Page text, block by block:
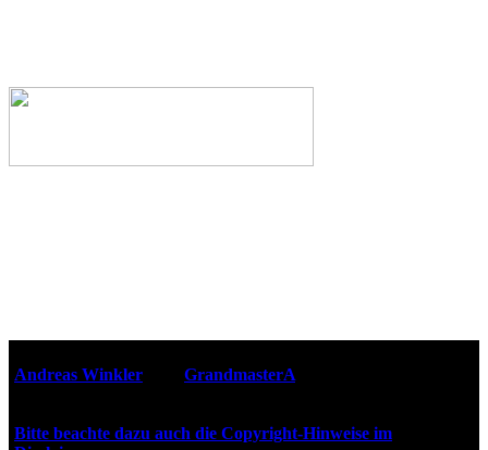
Andreas Winkler
GrandmasterA
Bitte beachte dazu auch die Copyright-Hinweise im